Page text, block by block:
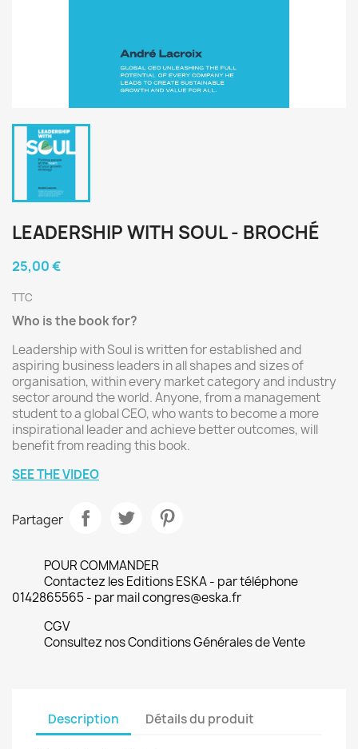
LEADERSHIP WITH SOUL - BROCHÉ
25,00 €
TTC
Who is the book for?
Leadership with Soul is written for established and
aspiring business leaders in all shapes and sizes of
organisation, within every market category and industry
sector around the world. Anyone, from a management
student to a global CEO, who wants to become a more
inspirational leader and achieve better outcomes, will
benefit from reading this book.
SEE THE VIDEO
Partager
POUR COMMANDER
Contactez les Editions ESKA - par téléphone
0142865565 - par mail congres@eska.fr
CGV
Consultez nos Conditions Générales de Vente
Description Détails du produit